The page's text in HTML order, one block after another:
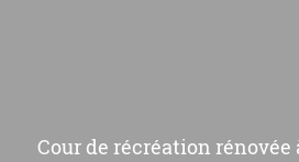
Cour de récréation rénovée